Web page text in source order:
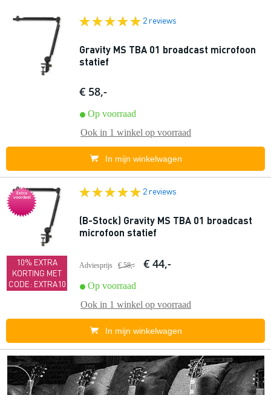
2 reviews
Gravity MS TBA 01 broadcast microfoon
statief
€ 58,-
Op voorraad
Ook in 1 winkel op voorraad
In mijn winkelwagen
Extra
voordeel
10% EXTRA
KORTING MET
CODE: EXTRA10
2 reviews
(B-Stock) Gravity MS TBA 01 broadcast
microfoon statief
Adviesprijs € 58,- € 44,-
Op voorraad
Ook in 1 winkel op voorraad
In mijn winkelwagen